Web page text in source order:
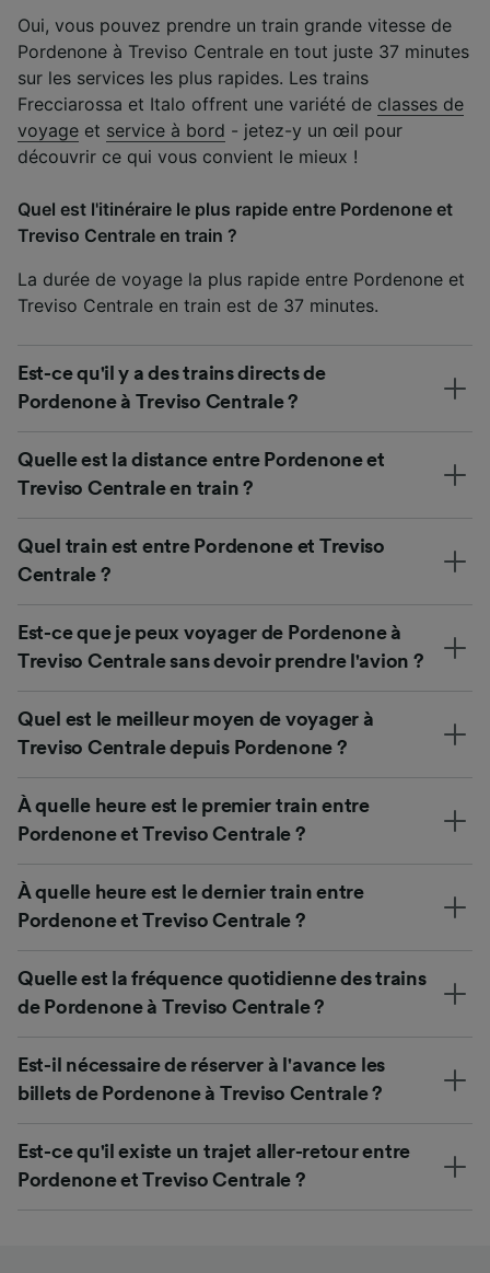
Oui, vous pouvez prendre un train grande vitesse de
Pordenone à Treviso Centrale en tout juste 37 minutes
sur les services les plus rapides. Les trains
Frecciarossa et Italo offrent une variété de classes de
voyage et service à bord - jetez-y un œil pour
découvrir ce qui vous convient le mieux !
Quel est l'itinéraire le plus rapide entre Pordenone et
Treviso Centrale en train ?
La durée de voyage la plus rapide entre Pordenone et
Treviso Centrale en train est de 37 minutes.
Est-ce qu'il y a des trains directs de
Pordenone à Treviso Centrale ?
Quelle est la distance entre Pordenone et
Treviso Centrale en train ?
Quel train est entre Pordenone et Treviso
Centrale ?
Est-ce que je peux voyager de Pordenone à
Treviso Centrale sans devoir prendre l'avion ?
Quel est le meilleur moyen de voyager à
Treviso Centrale depuis Pordenone ?
À quelle heure est le premier train entre
Pordenone et Treviso Centrale ?
À quelle heure est le dernier train entre
Pordenone et Treviso Centrale ?
Quelle est la fréquence quotidienne des trains
de Pordenone à Treviso Centrale ?
Est-il nécessaire de réserver à l'avance les
billets de Pordenone à Treviso Centrale ?
Est-ce qu'il existe un trajet aller-retour entre
Pordenone et Treviso Centrale ?